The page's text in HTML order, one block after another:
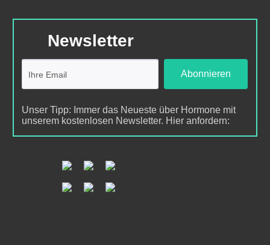
Newsletter
Abonnieren
Unser Tipp: Immer das Neueste über Hormone mit
unserem kostenlosen Newsletter. Hier anfordern: